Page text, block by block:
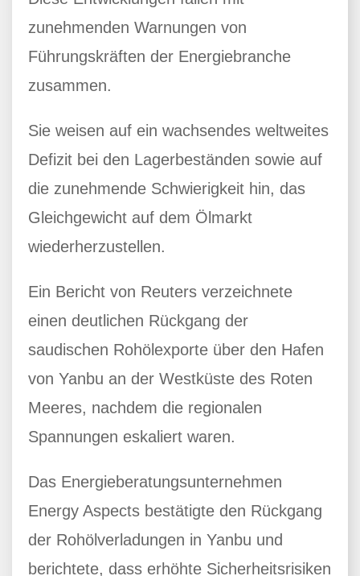
zunehmenden Warnungen von
Führungskräften der Energiebranche
zusammen.
Sie weisen auf ein wachsendes weltweites
Defizit bei den Lagerbeständen sowie auf
die zunehmende Schwierigkeit hin, das
Gleichgewicht auf dem Ölmarkt
wiederherzustellen.
Ein Bericht von Reuters verzeichnete
einen deutlichen Rückgang der
saudischen Rohölexporte über den Hafen
von Yanbu an der Westküste des Roten
Meeres, nachdem die regionalen
Spannungen eskaliert waren.
Das Energieberatungsunternehmen
Energy Aspects bestätigte den Rückgang
der Rohölverladungen in Yanbu und
berichtete, dass erhöhte Sicherheitsrisiken